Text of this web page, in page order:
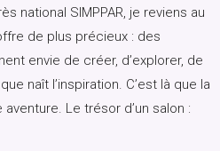
national SIMPPAR, je reviens au
de plus précieux : des
envie de créer, d’explorer, de
naît l’inspiration. C’est là que la
Le trésor d’un salon :